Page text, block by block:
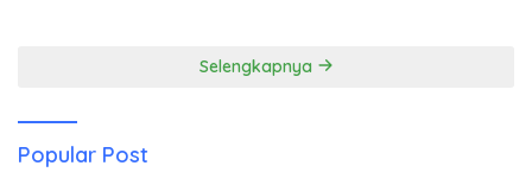
Selengkapnya
Popular Post